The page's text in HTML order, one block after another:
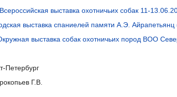
Всероссийская выставка охотничьих собак 11-
выставка спаниелей памяти А.Э.
выставка собак охотничьих пород ВОО
Петербург
Г.В.